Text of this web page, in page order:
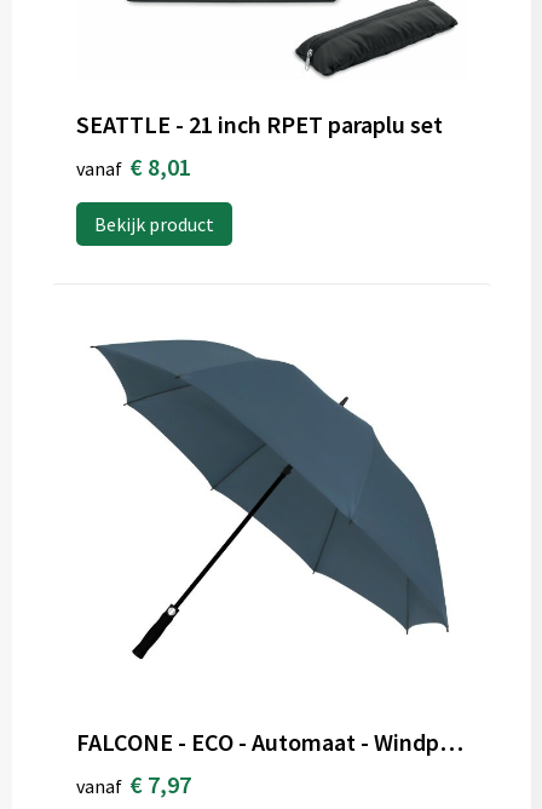
SEATTLE - 21 inch RPET paraplu set
vanaf € 8,01
Bekijk product
FALCONE - ECO - Automaat - Windproof - 130 cm
vanaf € 7,97